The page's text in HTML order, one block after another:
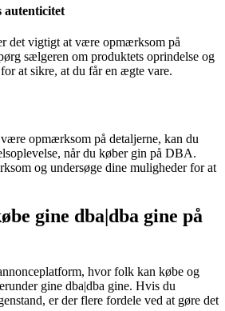
autenticitet
det vigtigt at være opmærksom på
sælgeren om produktets oprindelse og
at sikre, at du får en ægte vare.
opmærksom på detaljerne, kan du
når du køber gin på DBA.
og undersøge dine muligheder for at
gine dba|dba gine på
hvor folk kan købe og
gine dba|dba gine. Hvis du
er der flere fordele ved at gøre det